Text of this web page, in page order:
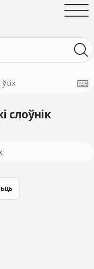
слоўнік